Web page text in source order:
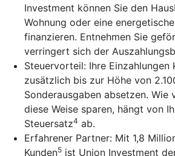
Investment können Sie den
Wohnung oder eine
finanzieren. Entnehmen Sie
verringert sich der
Steuervorteil: Ihre Einzahlungen
zusätzlich bis zur Höhe von
Sonderausgaben absetzen. Wie
diese Weise sparen, hängt von
Steuersatz4 ab.
Erfahrener Partner: Mit 1,8
Kunden5 ist Union Investment